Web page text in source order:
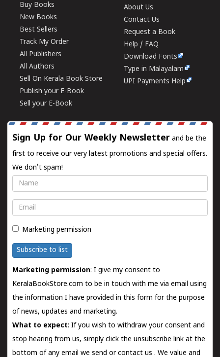
Buy Books
New Books
Best Sellers
Track My Order
All Publishers
All Authors
Sell On Kerala Book Store
Publish your E-Book
Sell your E-Book
About Us
Contact Us
Request a Book
Help / FAQ
Download Fonts
Type in Malayalam
UPI Payments Help
Sign Up for Our Weekly Newsletter and be the
first to receive our very latest promotions and special offers.
We don't spam!
Name
Email
Marketing permission
Subscribe to list
Marketing permission: I give my consent to
KeralaBookStore.com to be in touch with me via email using
the information I have provided in this form for the purpose
of news, updates and marketing.
What to expect: If you wish to withdraw your consent and
stop hearing from us, simply click the unsubscribe link at the
bottom of any email we send orcontact us . We value and